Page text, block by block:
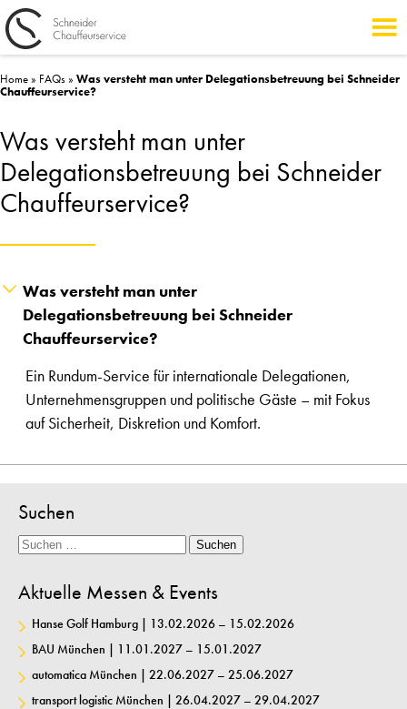
Home» FAQs» Was versteht man unter Delegationsbetreuung bei Schneider
Chauffeurservice?
Was versteht man unter
Delegationsbetreuung bei Schneider
Chauffeurservice?
Was versteht man unter
Delegationsbetreuung bei Schneider
Chauffeurservice?
Ein Rundum-Service für internationale Delegationen,
Unternehmensgruppen und politische Gäste – mit Fokus
auf Sicherheit, Diskretion und Komfort.
Suchen
Suche Suchen
Aktuelle Messen & Events
Hanse Golf Hamburg | 13.02.2026 – 15.02.2026
BAU München | 11.01.2027 – 15.01.2027
automatica München | 22.06.2027 – 25.06.2027
transport logistic München | 26.04.2027 – 29.04.2027